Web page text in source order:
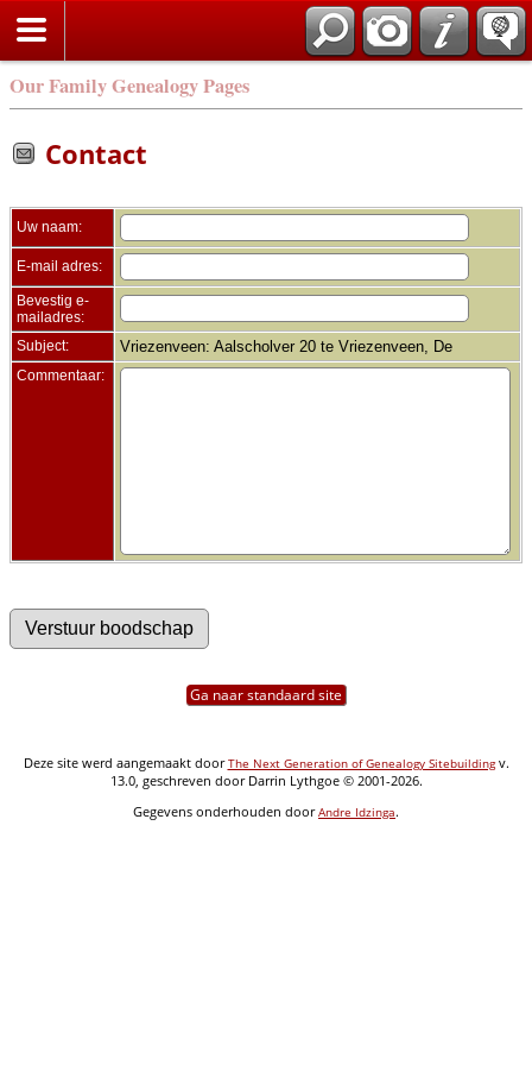
Our Family Genealogy Pages
Contact
Uw naam:
E-mail adres:
Bevestig e-
mailadres:
Subject:
Vriezenveen: Aalscholver 20 te Vriezenveen, De
Commentaar:
Ga naar standaard site
Deze site werd aangemaakt doorThe Next Generation of Genealogy Sitebuildingv.
13.0, geschreven door Darrin Lythgoe © 2001-2026.
Gegevens onderhouden doorAndre Idzinga.